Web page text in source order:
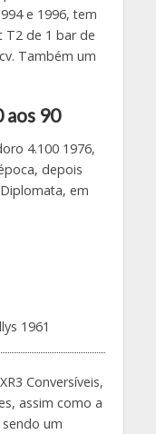
e 1996, tem
T2 de 1 bar de
Também um
aos 90
4.100 1976,
depois
em
1961
Conversíveis,
assim como a
um